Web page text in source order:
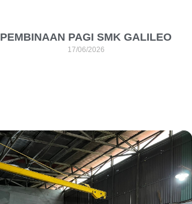
PEMBINAAN PAGI SMK GALILEO
17/06/2026